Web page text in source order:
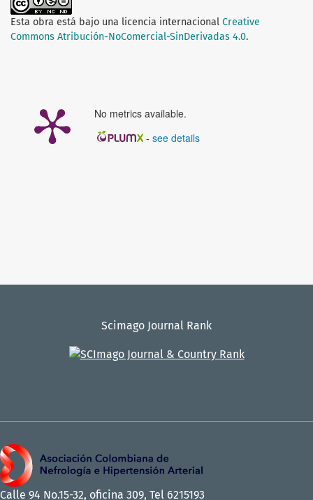
Esta obra está bajo una licencia internacional Creative
Commons Atribución-NoComercial-SinDerivadas 4.0.
No metrics available.
- see details
Scimago Journal Rank
Calle 94 No.15-32, oficina 309, Tel 6215193